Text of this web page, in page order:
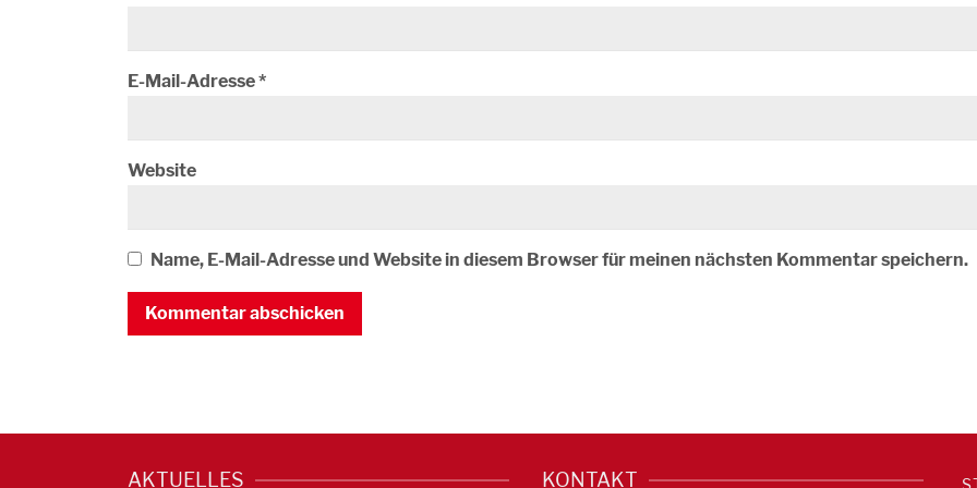
E-Mail-Adresse*
Website
Name, E-Mail-Adresse und Website in diesem Browser für meinen nächsten Kommentar speichern.
AKTUELLES KONTAKT